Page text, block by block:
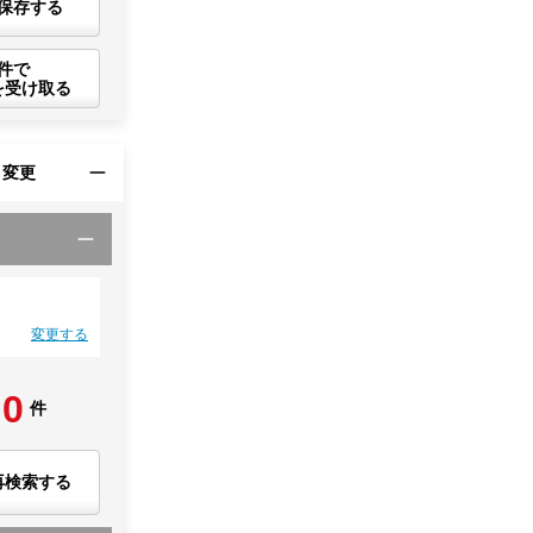
存する
で
受け取る
更
変更する
0 件
検索する